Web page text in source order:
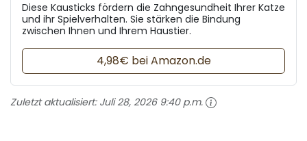
Diese Kausticks fördern die Zahngesundheit Ihrer Katze
und ihr Spielverhalten. Sie stärken die Bindung
zwischen Ihnen und Ihrem Haustier.
4,98€ bei Amazon.de
Zuletzt aktualisiert: Juli 28, 2026 9:40 p.m.